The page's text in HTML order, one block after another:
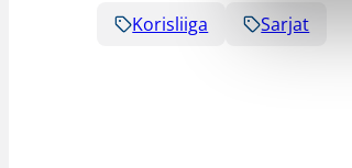
Korisliiga Sarjat